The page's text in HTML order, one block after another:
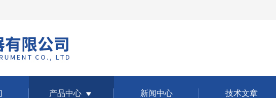
产品中心 新闻中心 技术文章